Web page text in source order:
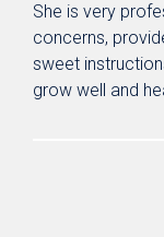
She is very
concerns,
sweet
grow well and